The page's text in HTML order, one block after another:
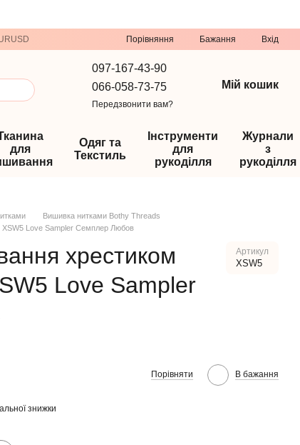
USD Порівняння Бажання Вхід
097-167-43-90
066-058-73-75
Передзвонити вам?
Мій кошик
для
Одяг та
Текстиль
Інструменти
для
рукоділля
Журнали
з
рукоділля
Вишивка нитками Bothy Threads
XSW5 Love Sampler Семплер Любов
хрестиком
Love Sampler
Артикул
XSW5
Порівняти В бажання
знижки